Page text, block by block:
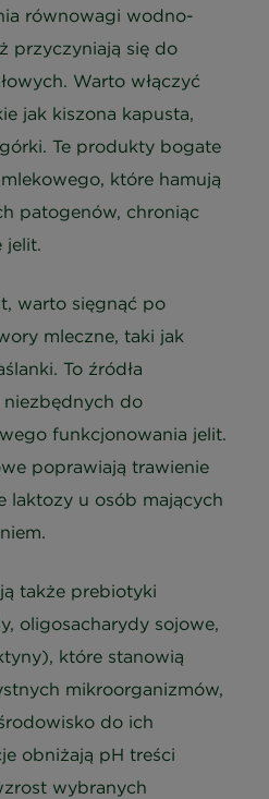
równowagi wodno-
przyczyniają się do
Warto włączyć
jak kiszona kapusta,
Te produkty bogate
które hamują
patogenów, chroniąc
jelit.
warto sięgnąć po
mleczne, taki jak
To źródła
do
funkcjonowania jelit.
poprawiają trawienie
laktozy u osób mających
także prebiotyki
oligosacharydy sojowe,
które stanowią
mikroorganizmów,
do ich
obniżają pH treści
wybranych